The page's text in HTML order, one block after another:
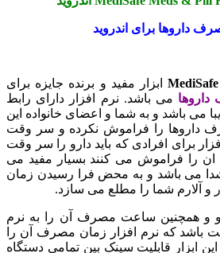
برای اندروید
ابزار مفید و برنده جایزه برای
می باشد. نرم افزار دارای رابط
و به شما و اعضای خانواده این
را فراموش نکرده و سر وقت
افرادی که باید دارو را سر وقت
می کنند بسیار مفید می
باشد و به محض فرا رسیدن زمان
شما را مطلع می سازد.
ساعت مصرف آن را به نرم
که نرم افزار زمان مصرف آن را
قابلیت سینک بین تمامی دستگاه